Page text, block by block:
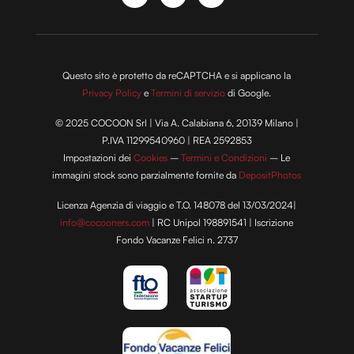
modificare o ritirare il tuo consenso in qualsiasi momento
annunci, per fornire funzionalità dei social media e per
analizzare il nostro traffico. Condividiamo inoltre
informazioni sul modo in cui utilizzi il nostro sito con i
nostri partner che si occupano di analisi dei dati web,
pubblicità e social media, i quali potrebbero combinarle
con altre informazioni che hai fornito loro o che hanno
Questo sito è protetto da reCAPTCHA e si applicano la
Privacy Policy eTermini di servizio di Google.
© 2025 COCOON Srl | Via A. Calabiana 6, 20139 Milano |
P.IVA 11299540960 | REA 2592853
Impostazioni deiCookies –Termini e Condizioni – Le
immagini stock sono parzialmente fornite da DepositPhotos
Licenza Agenzia di viaggio e T.O. 148078 del 13/03/2024|
info@cocooners.com | RC Unipol 198891541 | Iscrizione
Fondo Vacanze Felici n. 2737